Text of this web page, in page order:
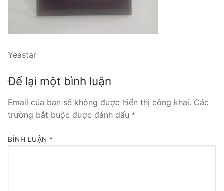
Tổng đài VoIP Yeastar S300
Tổng đài Yeastar Cloud
IPPBX FOR LARGE ENTERPRISES
Tổng đài Yeastar K2
FXS VoIP Gateway
Yeastar
Để lại một bình luận
Email của bạn sẽ không được hiển thị công khai. Các
trường bắt buộc được đánh dấu *
BÌNH LUẬN *